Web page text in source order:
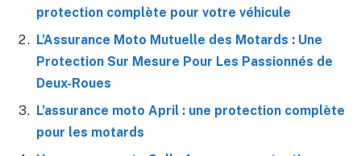
protection complète pour votre véhicule
L’Assurance Moto Mutuelle des Motards : Une
Protection Sur Mesure Pour Les Passionnés de
Deux-Roues
L’assurance moto April : une protection complète
pour les motards